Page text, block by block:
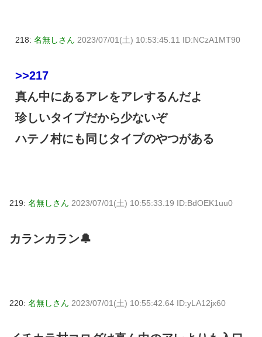
218: 名無しさん 2023/07/01(土) 10:53:45.11 ID:NCzA1MT90
>>217
真ん中にあるアレをアレするんだよ
珍しいタイプだから少ないぞ
ハテノ村にも同じタイプのやつがある
219: 名無しさん 2023/07/01(土) 10:55:33.19 ID:BdOEK1uu0
カランカラン🔔
220: 名無しさん 2023/07/01(土) 10:55:42.64 ID:yLA12jx60